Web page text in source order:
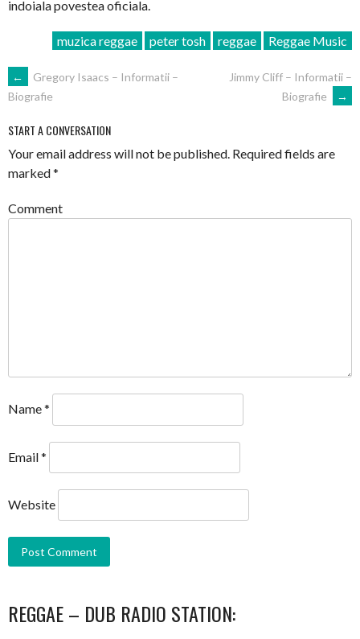
indoiala povestea oficiala.
muzica reggae peter tosh reggae Reggae Music
POST
←
Gregory Isaacs – Informatii –
Biografie
Jimmy Cliff – Informatii –
Biografie
→
START A CONVERSATION
Your email address will not be published. Required fields are
marked*
Comment
Name*
Email*
Website
REGGAE – DUB RADIO STATION: